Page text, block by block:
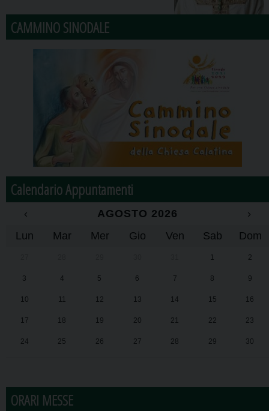
CAMMINO SINODALE
Calendario Appuntamenti
‹ AGOSTO 2026
›
Lun
Mar Mer Gio Ven Sab Dom
1 2
3 4 5 6 7 8 9
10 11 12 13 14 15 16
17 18 19 20 21 22 23
24 25 26 27 28 29 30
ORARI MESSE